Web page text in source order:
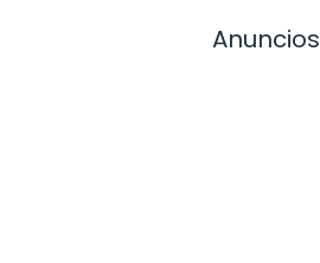
Anuncios